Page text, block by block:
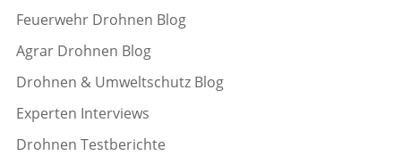
Feuerwehr Drohnen Blog
Agrar Drohnen Blog
Drohnen & Umweltschutz Blog
Experten Interviews
Drohnen Testberichte